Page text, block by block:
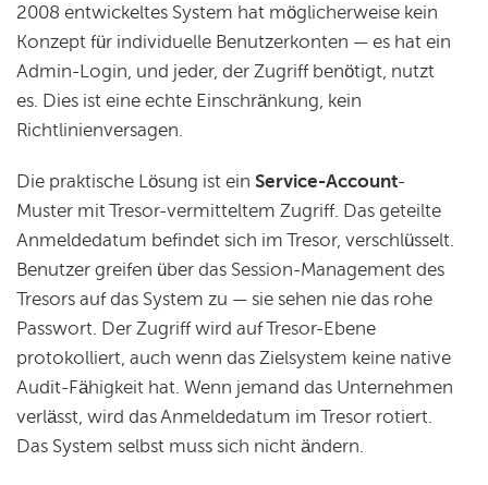
2008 entwickeltes System hat möglicherweise kein
Konzept für individuelle Benutzerkonten — es hat ein
Admin-Login, und jeder, der Zugriff benötigt, nutzt
es. Dies ist eine echte Einschränkung, kein
Richtlinienversagen.
Die praktische Lösung ist ein Service-Account-
Muster mit Tresor-vermitteltem Zugriff. Das geteilte
Anmeldedatum befindet sich im Tresor, verschlüsselt.
Benutzer greifen über das Session-Management des
Tresors auf das System zu — sie sehen nie das rohe
Passwort. Der Zugriff wird auf Tresor-Ebene
protokolliert, auch wenn das Zielsystem keine native
Audit-Fähigkeit hat. Wenn jemand das Unternehmen
verlässt, wird das Anmeldedatum im Tresor rotiert.
Das System selbst muss sich nicht ändern.